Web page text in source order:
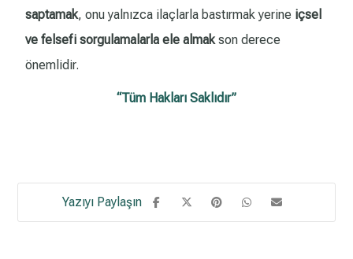
saptamak, onu yalnızca ilaçlarla bastırmak yerine içsel
ve felsefi sorgulamalarla ele almakson derece
önemlidir.
“Tüm Hakları Saklıdır”